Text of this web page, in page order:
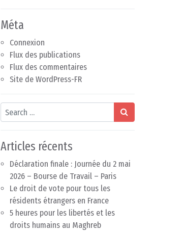
Méta
Connexion
Flux des publications
Flux des commentaires
Site de WordPress-FR
Search
Articles récents
Déclaration finale : Journée du 2 mai
2026 – Bourse de Travail – Paris
Le droit de vote pour tous les
résidents étrangers en France
5 heures pour les libertés et les
droits humains au Maghreb